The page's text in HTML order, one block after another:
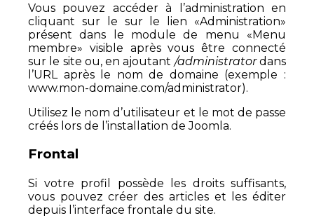
Vous pouvez accéder à l’administration en
cliquant sur le sur le lien «Administration»
présent dans le module de menu «Menu
membre» visible après vous être connecté
sur le site ou, en ajoutant /administratordans
l’URL après le nom de domaine (exemple :
www.mon-domaine.com/administrator).
Utilisez le nom d’utilisateur et le mot de passe
créés lors de l’installation de Joomla.
Frontal
Si votre profil possède les droits suffisants,
vous pouvez créer des articles et les éditer
depuis l’interface frontale du site.